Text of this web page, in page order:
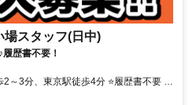
場スタッフ(日中)
歴書不要！
3分、東京駅徒歩4分 ⭐履歴書不要 ⭐